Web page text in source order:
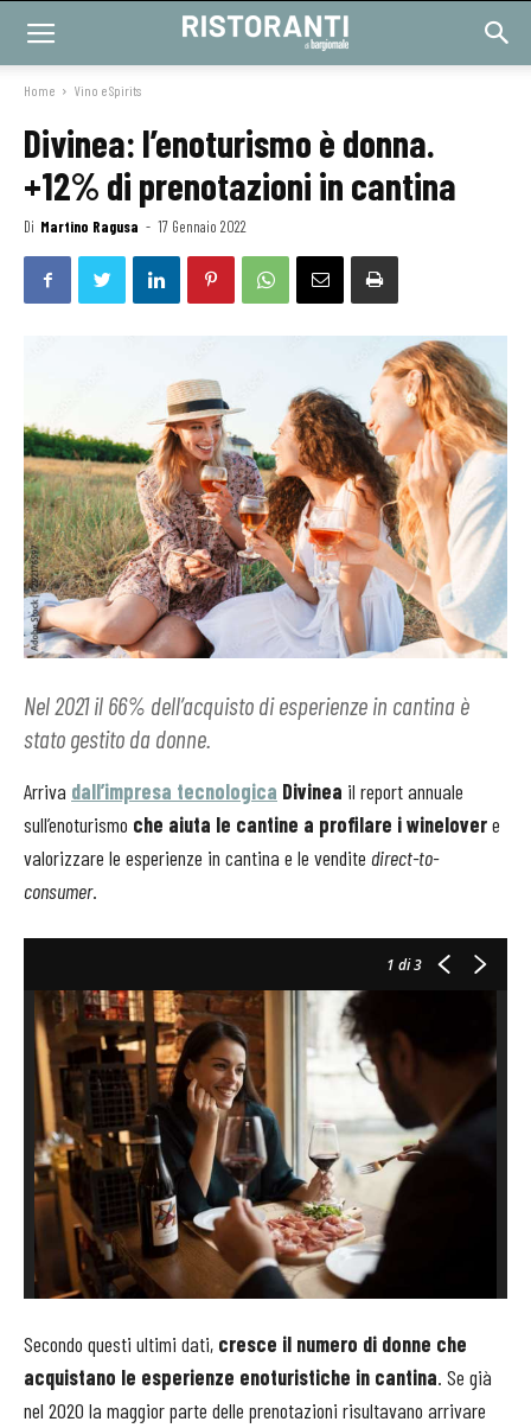
Home Vino e Spirits
Divinea: l’enoturismo è donna.
+12% di prenotazioni in cantina
Di Martino Ragusa - 17 Gennaio 2022
Nel 2021 il 66% dell’acquisto di esperienze in cantina è
stato gestito da donne.
Arriva dall’impresa tecnologica Divinea il report annuale
sull’enoturismo che aiuta le cantine a profilare i winelovere
valorizzare le esperienze in cantina e le vendite direct-to-
consumer.
1 di 3
Secondo questi ultimi dati, cresce il numero di donne che
acquistano le esperienze enoturistiche in cantina. Se già
nel 2020 la maggior parte delle prenotazioni risultavano arrivare